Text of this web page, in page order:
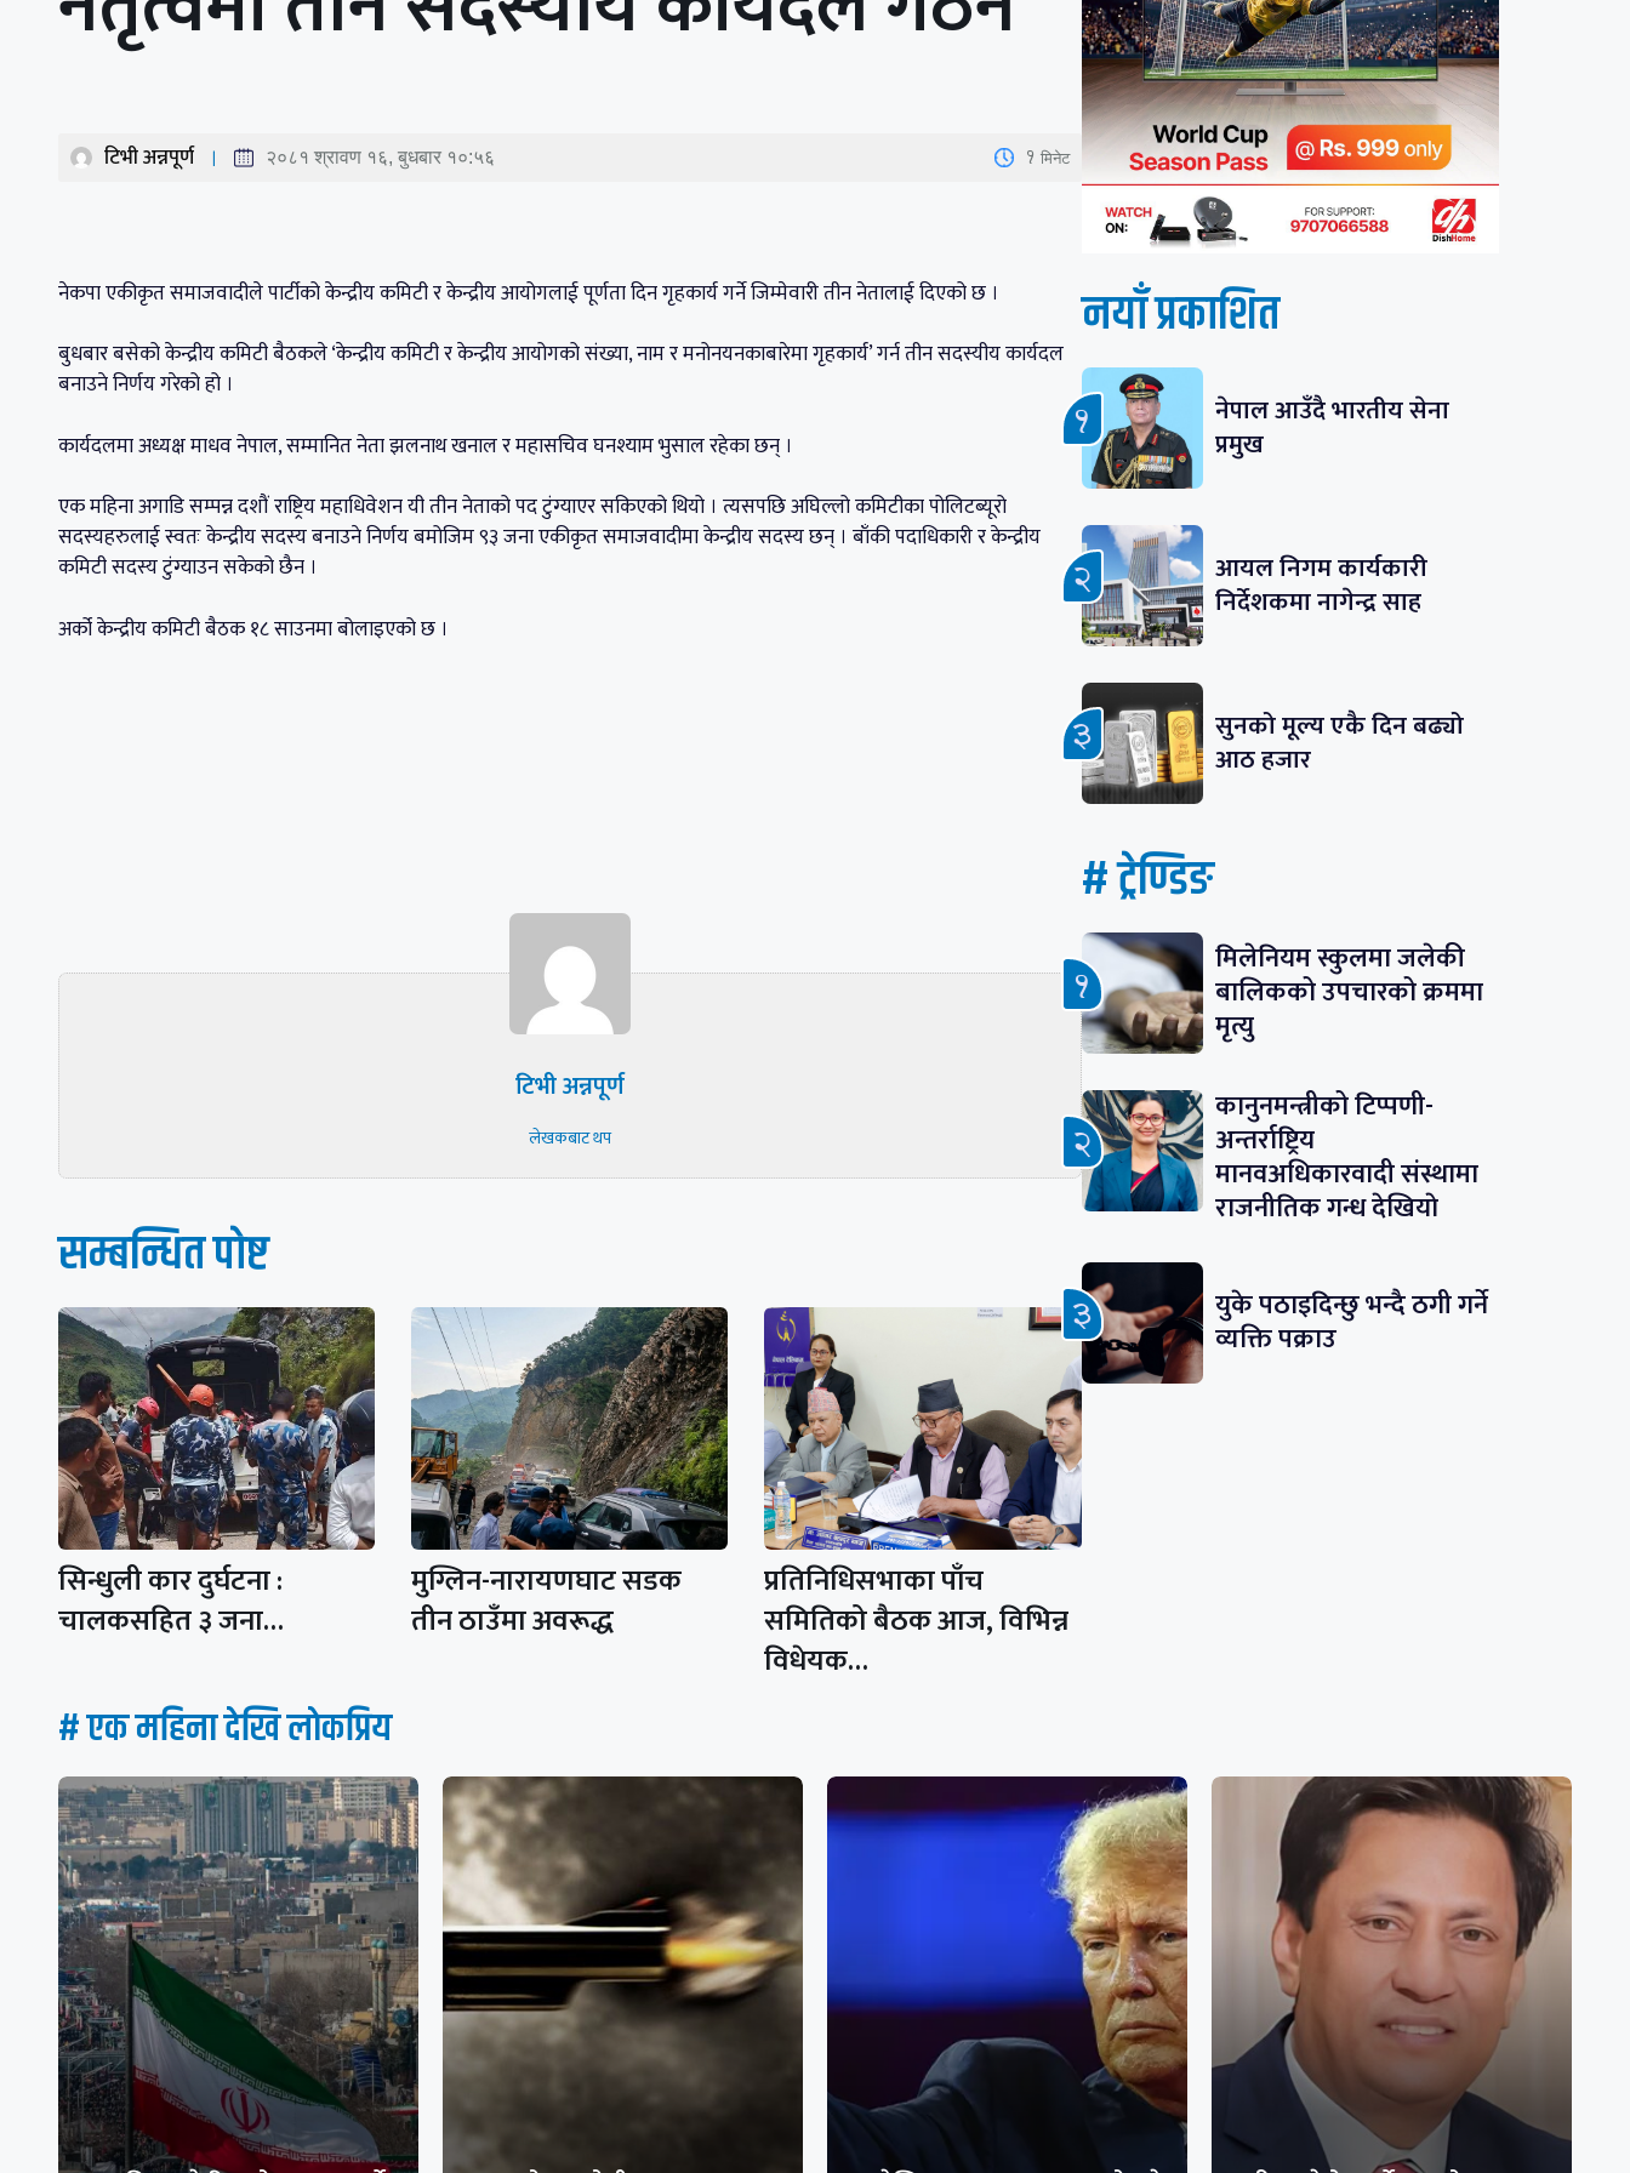
टिभी अन्नपूर्ण २०८१ श्रावण १६, बुधबार १०:५६ 1 मिनेट
नेकपा एकीकृत समाजवादीले पार्टीको केन्द्रीय कमिटी र केन्द्रीय आयोगलाई पूर्णता दिन गृहकार्य गर्ने जिम्मेवारी तीन नेतालाई दिएको छ ।
बुधबार बसेको केन्द्रीय कमिटी बैठकले ‘केन्द्रीय कमिटी र केन्द्रीय आयोगको संख्या, नाम र मनोनयनकाबारेमा गृहकार्य’ गर्न तीन सदस्यीय कार्यदल
बनाउने निर्णय गरेको हो ।
कार्यदलमा अध्यक्ष माधव नेपाल, सम्मानित नेता झलनाथ खनाल र महासचिव घनश्याम भुसाल रहेका छन् ।
एक महिना अगाडि सम्पन्न दशौं राष्ट्रिय महाधिवेशन यी तीन नेताको पद टुंग्याएर सकिएको थियो । त्यसपछि अघिल्लो कमिटीका पोलिटब्यूरो
सदस्यहरुलाई स्वतः केन्द्रीय सदस्य बनाउने निर्णय बमोजिम ९३ जना एकीकृत समाजवादीमा केन्द्रीय सदस्य छन् । बाँकी पदाधिकारी र केन्द्रीय
कमिटी सदस्य टुंग्याउन सकेको छैन ।
अर्को केन्द्रीय कमिटी बैठक १८ साउनमा बोलाइएको छ ।
टिभी अन्नपूर्ण
लेखकबाट थप
सम्बन्धित पाेष्ट
सिन्धुली कार दुर्घटना :
चालकसहित ३ जना…
मुग्लिन-नारायणघाट सडक
तीन ठाउँमा अवरूद्ध
प्रतिनिधिसभाका पाँच
समितिको बैठक आज, विभिन्न
विधेयक…
नयाँ प्रकाशित
नेपाल आउँदै भारतीय सेना
प्रमुख
आयल निगम कार्यकारी
निर्देशकमा नागेन्द्र साह
सुनको मूल्य एकै दिन बढ्यो
आठ हजार
# ट्रेण्डिङ
मिलेनियम स्कुलमा जलेकी
बालिकको उपचारको क्रममा
मृत्यु
कानुनमन्त्रीको टिप्पणी-
अन्तर्राष्ट्रिय
मानवअधिकारवादी संस्थामा
राजनीतिक गन्ध देखियाे
युके पठाइदिन्छु भन्दै ठगी गर्ने
व्यक्ति पक्राउ
# एक महिना देखि लाेकप्रिय